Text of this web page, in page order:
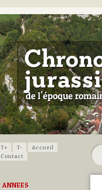
T+ T-
Accueil
Contact
ANNEES